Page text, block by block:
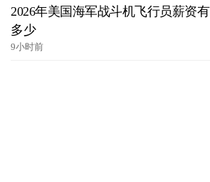
2026年美国海军战斗机飞行员薪资有
多少
9小时前